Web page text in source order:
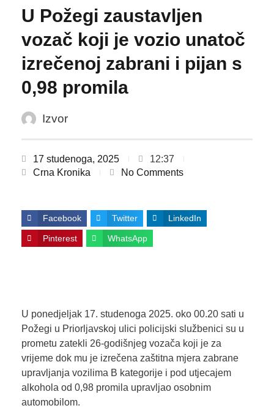
U Požegi zaustavljen
vozač koji je vozio unatoč
izrečenoj zabrani i pijan s
0,98 promila
Izvor
17 studenoga, 2025
12:37
Crna Kronika
No Comments
Facebook Twitter LinkedIn
Pinterest WhatsApp
U ponedjeljak 17. studenoga 2025. oko 00.20 sati u
Požegi u Priorljavskoj ulici policijski službenici su u
prometu zatekli 26-godišnjeg vozača koji je za
vrijeme dok mu je izrečena zaštitna mjera zabrane
upravljanja vozilima B kategorije i pod utjecajem
alkohola od 0,98 promila upravljao osobnim
automobilom.